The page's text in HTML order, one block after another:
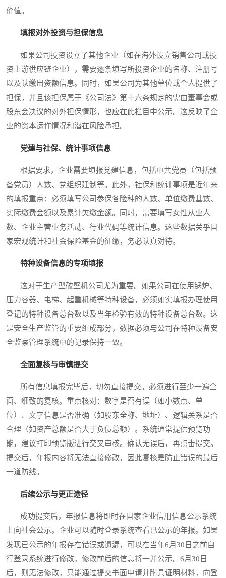
价值。
填报对外投资与担保信息
如果公司投资设立了其他企业（如在海外设立销售公司或投
资上游供应链企业），需要逐条填写所投资企业的名称、注册号
以及认缴出资额信息。同时，如果公司为其他单位或个人提供了
担保，并且该担保属于《公司法》第十六条规定的需由董事会或
股东会决议的对外担保情形，也应在此栏目中公示。这反映了企
业的资本运作情况和潜在风险承担。
党建与社保、统计事项信息
根据要求，企业需要填报党建信息，包括中共党员（包括预
备党员）人数、党组织建制等。此外，社保和统计事项是近年来
的填报重点：必须填写公司参保各险种的人数、单位缴费基数、
实际缴费金额以及累计欠缴金额。同时，需要填写女性从业人
数、企业主营业务活动、行业代码等统计信息。这些数据关乎国
家宏观统计和社会保险基金的征缴，务必认真对待。
特种设备信息的专项填报
这对于生产型破壁机公司尤为重要。如果公司在使用锅炉、
压力容器、电梯、起重机械等特种设备，必须如实填报办理使用
登记的特种设备总台数以及当年检验有效的特种设备总台数。这
是安全生产监管的重要组成部分，数据必须与公司在特种设备安
全监察管理系统中的记录保持一致。
全面复核与审慎提交
所有信息填报完毕后，切勿直接提交。必须进行至少一遍全
面、细致的复核。重点核对：数字是否有误（如小数点、单
位）、文字信息是否准确（如股东全称、地址）、逻辑关系是否
合理（如资产总额是否大于负债总额）。系统通常提供预览功
能，建议打印预览版进行交叉审核。确认无误后，再点击提交。
提交后，年报内容将无法直接修改，因此复核是防止错误的最后
一道防线。
后续公示与更正途径
成功提交后，年报信息将即时在国家企业信用信息公示系统
上向社会公示。企业可以随时登录系统查看已公示的年报。如果
发现已公示的年报存在错误或遗漏，可以在当年6月30日之前自
行登录系统进行修改，修改前后的信息将一并公示。6月30日
后，则无法修改，只能通过提交书面申请并附具证明材料，向登